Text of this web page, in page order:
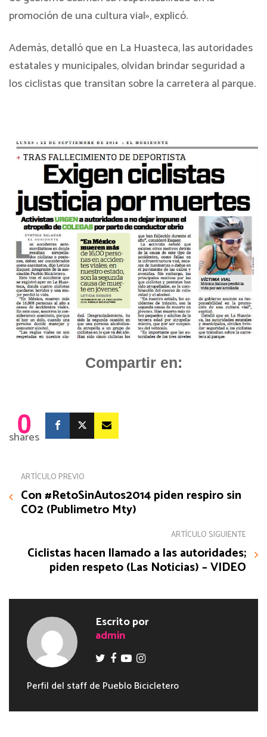
promoción de una cultura vial», explicó.
Además, detalló que en La Huasteca, las autoridades
estatales y municipales, olvidan brindar seguridad a
los ciclistas que transitan sobre la carretera al parque.
Compartir en:
0
shares
ARTÍCULO PREVIO
Con #RetoSinAutos2014 piden respiro sin
CO2 (Publimetro Mty)
ARTÍCULO SIGUIENTE
Ciclistas hacen llamado a las autoridades;
piden respeto (Las Noticias) – VIDEO
Escrito por
admin
Perfil del staff de Pueblo Bicicletero